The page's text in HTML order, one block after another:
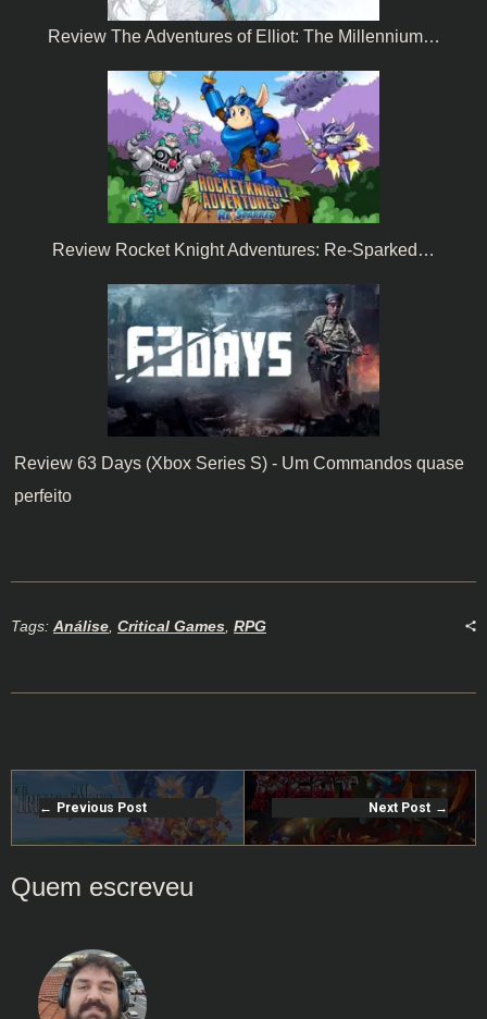
Review The Adventures of Elliot: The Millennium…
Review Rocket Knight Adventures: Re-Sparked…
Review 63 Days (Xbox Series S) - Um Commandos quase
perfeito
Tags: Análise Critical Games RPG
Previous Post Next Post